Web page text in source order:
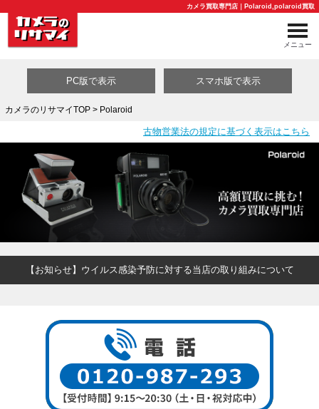
カメラ買取専門店｜Polaroid,polaroid買取
メニュー
買取カテゴリ一覧
PC版で表示 スマホ版で表示
カメラのリサマイTOP> Polaroid
古物営業法の規定に基づく表示はこちら
【お知らせ】ウイルス感染予防に対する当店の取り組みについて